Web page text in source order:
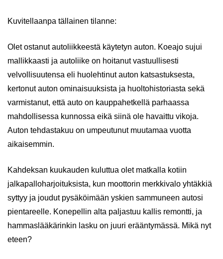
Kuvitellaanpa tällainen tilanne:
Olet ostanut autoliikkeestä käytetyn auton. Koeajo sujui
mallikkaasti ja autoliike on hoitanut vastuullisesti
velvollisuutensa eli huolehtinut auton katsastuksesta,
kertonut auton ominaisuuksista ja huoltohistoriasta sekä
varmistanut, että auto on kauppahetkellä parhaassa
mahdollisessa kunnossa eikä siinä ole havaittu vikoja.
Auton tehdastakuu on umpeutunut muutamaa vuotta
aikaisemmin.
Kahdeksan kuukauden kuluttua olet matkalla kotiin
jalkapalloharjoituksista, kun moottorin merkkivalo yhtäkkiä
syttyy ja joudut pysäköimään yskien sammuneen autosi
pientareelle. Konepellin alta paljastuu kallis remontti, ja
hammaslääkärinkin lasku on juuri erääntymässä. Mikä nyt
eteen?